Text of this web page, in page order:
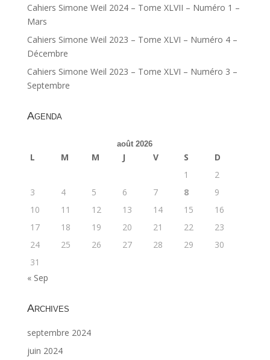
Cahiers Simone Weil 2024 – Tome XLVII – Numéro 1 –
Mars
Cahiers Simone Weil 2023 – Tome XLVI – Numéro 4 –
Décembre
Cahiers Simone Weil 2023 – Tome XLVI – Numéro 3 –
Septembre
Agenda
août 2026
L M M J V S
D
1
2
3
4 5 6 7 8
9
10
11 12 13 14 15
16
17
18 19 20 21 22
23
24
25 26 27 28 29
30
31
« Sep
Archives
septembre 2024
juin 2024